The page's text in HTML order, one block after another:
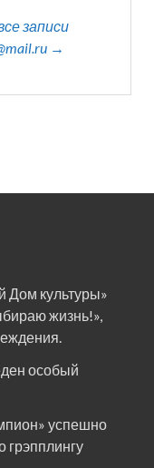
записи
→
Дом культуры»
жизнь!»,
особый
успешно
грэпплингу